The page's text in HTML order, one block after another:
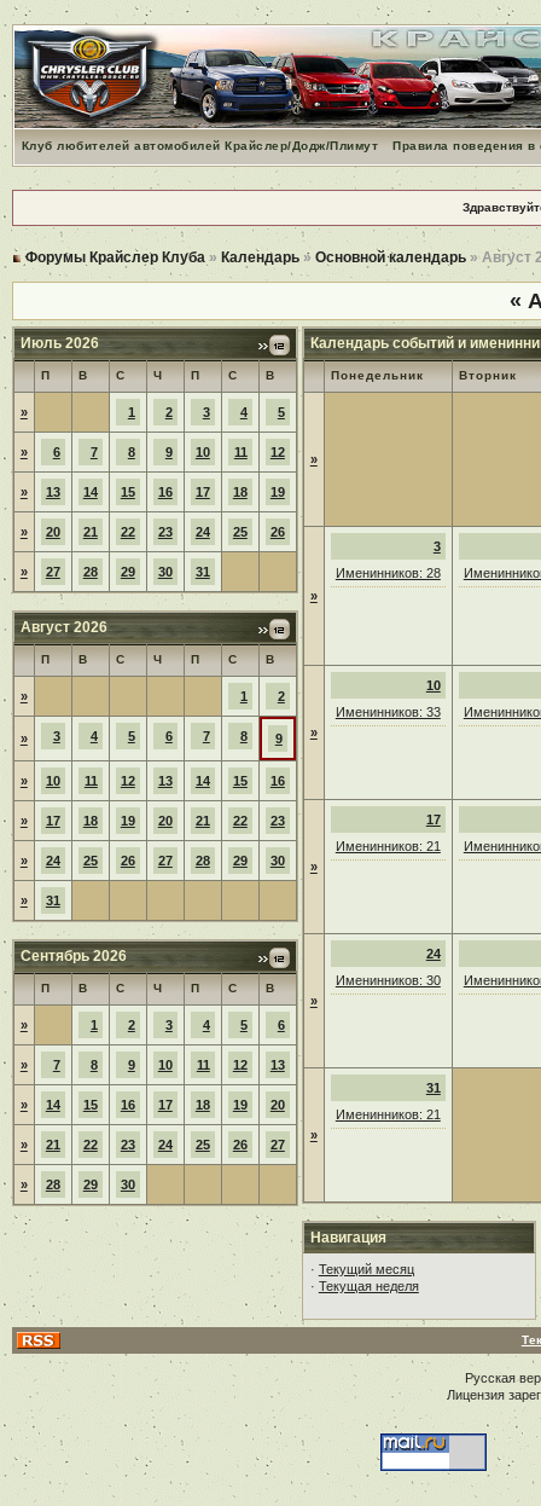
Клуб любителей автомобилей Крайслер/Додж/Плимут Правила поведения
Форумы Крайслер Клуба » Календарь» Основной календарь» Август
«
Июль 2026
П В С Ч П С В
» 1 2 3 4 5
» 6 7 8 9 10 11 12
» 13 14 15 16 17 18 19
» 20 21 22 23 24 25 26
» 27 28 29 30 31
Август 2026
П В С Ч П С В
» 1 2
» 3 4 5 6 7 8 9
» 10 11 12 13 14 15 16
» 17 18 19 20 21 22 23
» 24 25 26 27 28 29 30
» 31
Сентябрь 2026
П В С Ч П С В
» 1 2 3 4 5 6
» 7 8 9 10 11 12 13
» 14 15 16 17 18 19 20
» 21 22 23 24 25 26 27
» 28 29 30
Календарь событий и
Понедельник Вторник
»
»
3
Именинников: 28
»
10
Именинников: 33
»
17
Именинников: 21
»
24
Именинников: 30
»
31
Именинников: 21
Навигация
· Текущий месяц
· Текущая неделя
Русская
Лицензия